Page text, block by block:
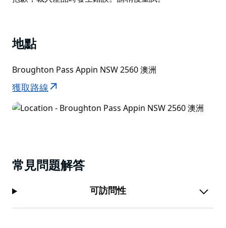
地點
Broughton Pass Appin NSW 2560 澳洲
獲取路線
常見問題解答
可訪問性